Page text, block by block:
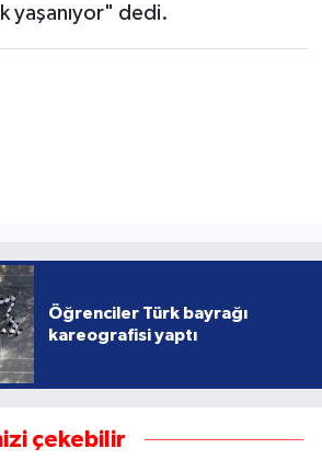
yaşanıyor" dedi.
Öğrenciler Türk bayrağı
kareografisi yaptı
çekebilir